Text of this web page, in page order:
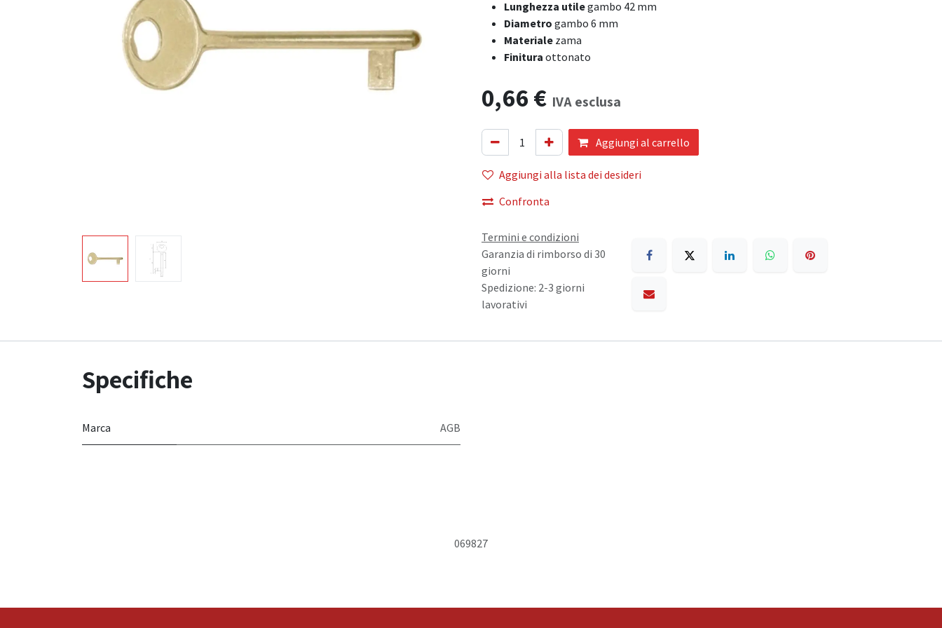
Lunghezza utilegambo 42 mm
Diametro gambo 6 mm
Materiale zama
Finitura ottonato
0,66€ IVA esclusa
Aggiungi al carrello
Aggiungi alla lista dei desideri
Confronta
Termini e condizioni
Garanzia di rimborso di 30
giorni
Spedizione: 2-3 giorni
lavorativi
Specifiche
Marca AGB
069827